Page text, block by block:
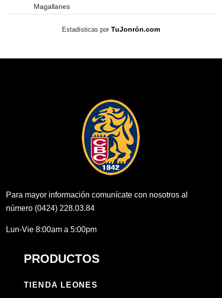
Magallanes
Estadísticas por TuJonrón.com
Para mayor información comunícate con nosotros al
número (0424) 228.03.84
Lun-Vie 8:00am a 5:00pm
PRODUCTOS
TIENDA LEONES